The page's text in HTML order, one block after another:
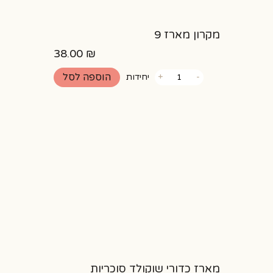
מקרון מארז 9
38.00 ₪
-של
+ יחידות הוספה לסל
מארז כדורי שוקולד סוכריות